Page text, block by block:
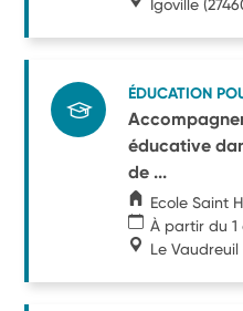
Igoville
ÉDUCATION
éducative
de ...
Ecole Saint
À partir du 1
Le Vaudreuil